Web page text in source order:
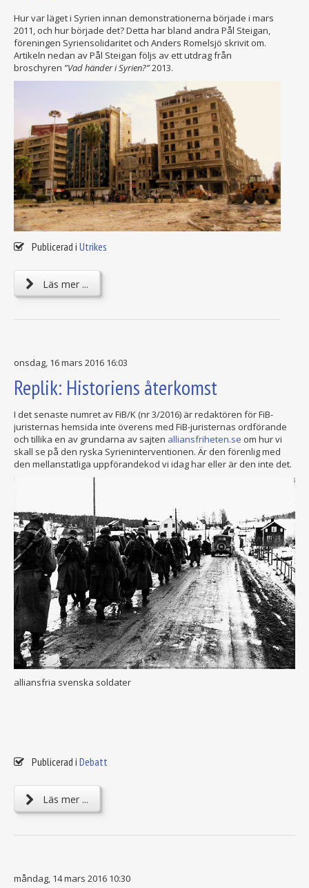
Hur var läget i Syrien innan demonstrationerna började i mars
2011, och hur började det? Detta har bland andra Pål Steigan,
föreningen Syriensolidaritet och Anders Romelsjö skrivit om.
Artikeln nedan av Pål Steigan följs av ett utdrag från
broschyren ”Vad händer i Syrien?”2013.
Publicerad i Utrikes
Läs mer ...
onsdag, 16 mars 2016 16:03
Replik: Historiens återkomst
I det senaste numret av FiB/K (nr 3/2016) är redaktören för FiB-
juristernas hemsida inte överens med FiB-juristernas ordförande
och tillika en av grundarna av sajten alliansfriheten.se om hur vi
skall se på den ryska Syrieninterventionen. Är den förenlig med
den mellanstatliga uppförandekod vi idag har eller är den inte det.
alliansfria svenska soldater
Publicerad i Debatt
Läs mer ...
måndag, 14 mars 2016 10:30